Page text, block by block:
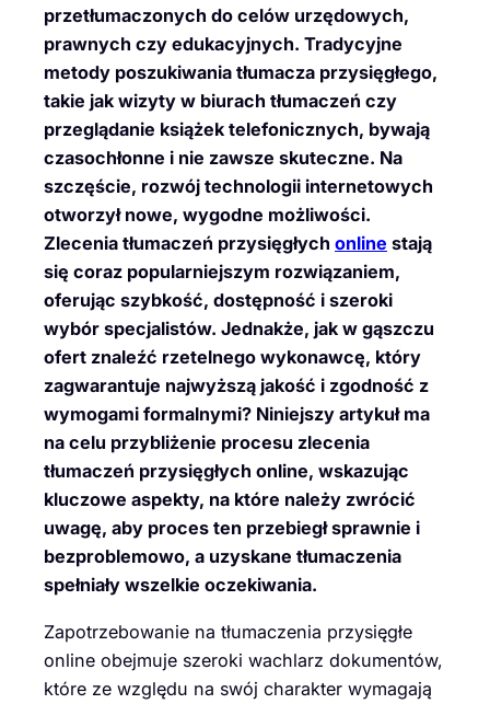
przetłumaczonych do celów urzędowych,
prawnych czy edukacyjnych. Tradycyjne
metody poszukiwania tłumacza przysięgłego,
takie jak wizyty w biurach tłumaczeń czy
przeglądanie książek telefonicznych, bywają
czasochłonne i nie zawsze skuteczne. Na
szczęście, rozwój technologii internetowych
otworzył nowe, wygodne możliwości.
Zlecenia tłumaczeń przysięgłych online stają
się coraz popularniejszym rozwiązaniem,
oferując szybkość, dostępność i szeroki
wybór specjalistów. Jednakże, jak w gąszczu
ofert znaleźć rzetelnego wykonawcę, który
zagwarantuje najwyższą jakość i zgodność z
wymogami formalnymi? Niniejszy artykuł ma
na celu przybliżenie procesu zlecenia
tłumaczeń przysięgłych online, wskazując
kluczowe aspekty, na które należy zwrócić
uwagę, aby proces ten przebiegł sprawnie i
bezproblemowo, a uzyskane tłumaczenia
spełniały wszelkie oczekiwania.
Zapotrzebowanie na tłumaczenia przysięgłe
online obejmuje szeroki wachlarz dokumentów,
które ze względu na swój charakter wymagają